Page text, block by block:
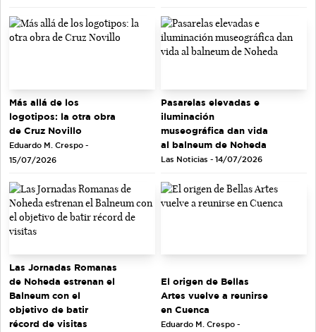
Más allá de los
logotipos: la otra obra
de Cruz Novillo
Eduardo M. Crespo -
15/07/2026
Pasarelas elevadas e
iluminación
museográfica dan vida
al balneum de Noheda
Las Noticias - 14/07/2026
Las Jornadas Romanas
de Noheda estrenan el
Balneum con el
objetivo de batir
récord de visitas
El origen de Bellas
Artes vuelve a reunirse
en Cuenca
Eduardo M. Crespo -